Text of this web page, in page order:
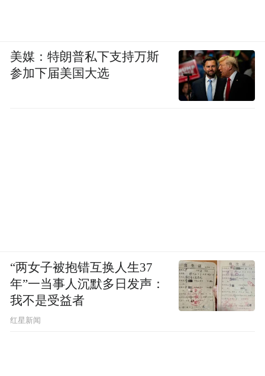
美媒：特朗普私下支持万斯
参加下届美国大选
“两女子被抱错互换人生37
年”一当事人沉默多日发声：
我不是受益者
红星新闻